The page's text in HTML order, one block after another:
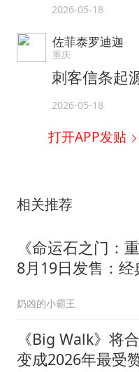
2026-05-18
佐菲泰罗迪迦
重庆
刺客信条起
2026-05-18
打开APP发贴
相关推荐
《命运石之门：
8月19日发售：经
178元
奶凶的小霸王
《Big Walk》将
变成2026年最受